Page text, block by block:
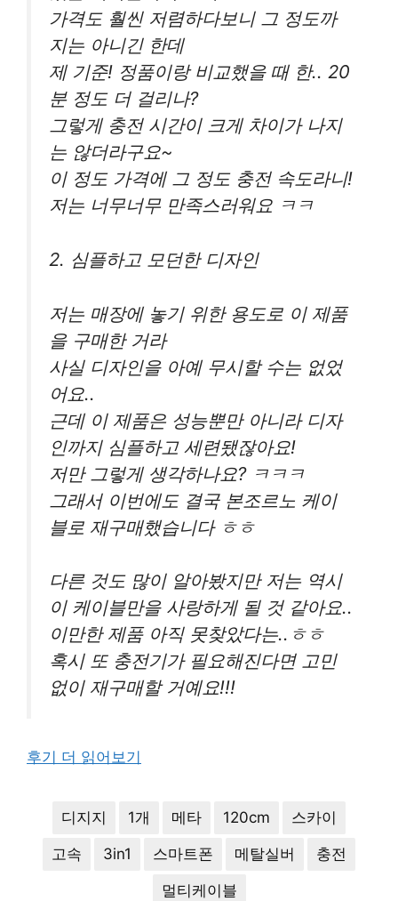
가격도 훨씬 저렴하다보니 그 정도까
지는 아니긴 한데
제 기준! 정품이랑 비교했을 때 한.. 20
분 정도 더 걸리나?
그렇게 충전 시간이 크게 차이가 나지
는 않더라구요~
이 정도 가격에 그 정도 충전 속도라니!
저는 너무너무 만족스러워요 ㅋㅋ
2. 심플하고 모던한 디자인
저는 매장에 놓기 위한 용도로 이 제품
을 구매한 거라
사실 디자인을 아예 무시할 수는 없었
어요..
근데 이 제품은 성능뿐만 아니라 디자
인까지 심플하고 세련됐잖아요!
저만 그렇게 생각하나요? ㅋㅋㅋ
그래서 이번에도 결국 본조르노 케이
블로 재구매했습니다 ㅎㅎ
다른 것도 많이 알아봤지만 저는 역시
이 케이블만을 사랑하게 될 것 같아요..
이만한 제품 아직 못찾았다는..ㅎㅎ
혹시 또 충전기가 필요해진다면 고민
없이 재구매할 거예요!!!
후기 더 읽어보기
디지지 1개 메타 120cm 스카이
고속 3in1 스마트폰 메탈실버 충전
멀티케이블